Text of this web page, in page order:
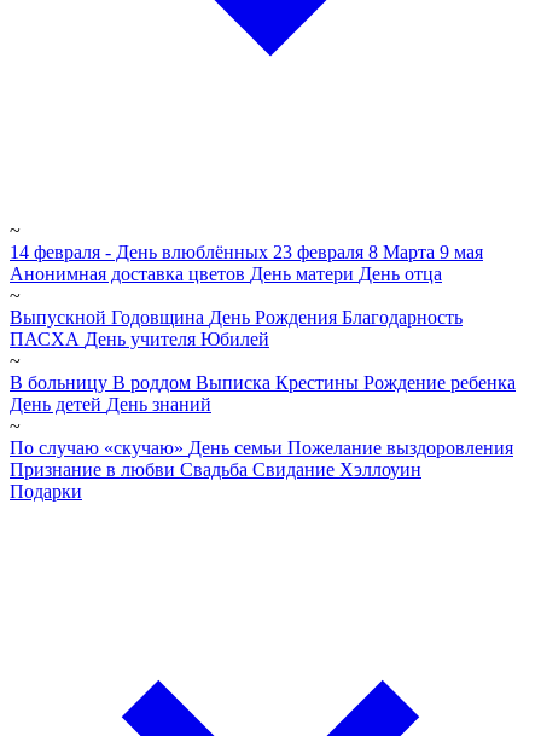
~
14 февраля - День влюблённых 23 февраля 8 Марта 9 мая
Анонимная доставка цветов День матери День отца
~
Выпускной Годовщина День Рождения Благодарность
ПАСХА День учителя Юбилей
~
В больницу В роддом Выписка Крестины Рождение ребенка
День детей День знаний
~
По случаю «скучаю» День семьи Пожелание выздоровления
Признание в любви Свадьба Свидание Хэллоуин
Подарки